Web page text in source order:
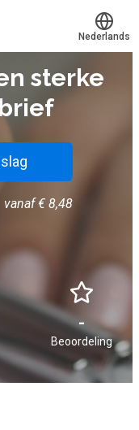
hulp
Inloggen
Translate
Nederlands
sterke
vanaf € 8,48
-
Beoordeling